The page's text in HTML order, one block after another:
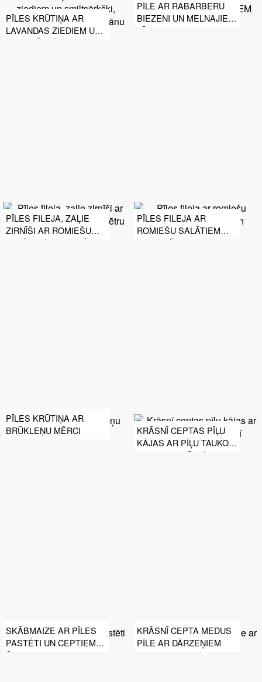
PĪLES KRŪTIŅA AR
LAVANDAS ZIEDIEM UN
SMILTSĒRKŠĶI,
PĪLE AR RABARBERU
BIEZENI UN MELNAJIEM
RĪSIEM
PĪLES FILEJA, ZAĻIE
ZIRNĪŠI AR ROMIEŠU
SALĀTIEM PIPARMĒTRU
PĪLES FILEJA AR
ROMIEŠU SALĀTIEM
PIPARMĒTRU UN
PĪLES KRŪTIŅA AR
BRŪKLEŅU MĒRCI
KRĀSNĪ CEPTAS PĪĻU
KĀJAS AR PĪĻU TAUKOS
CEPTIEM FRĪ
SKĀBMAIZE AR PĪLES
PASTĒTI UN CEPTIEM
ĀBOLIEM
KRĀSNĪ CEPTA MEDUS
PĪLE AR DĀRZEŅIEM